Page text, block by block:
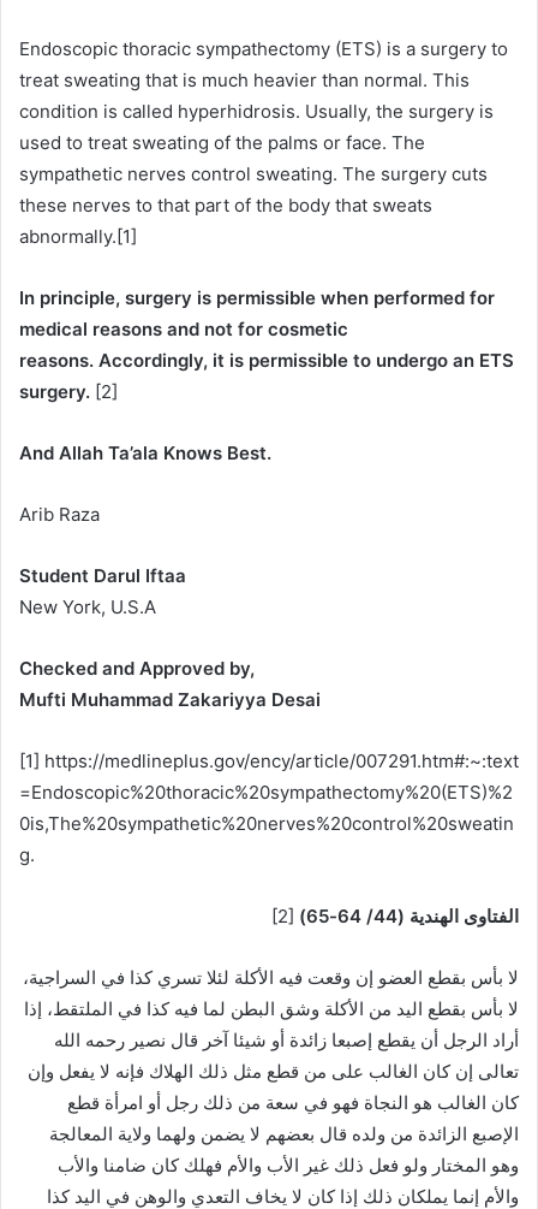
Endoscopic thoracic sympathectomy (ETS) is a surgery to
treat sweating that is much heavier than normal. This
condition is called hyperhidrosis. Usually, the surgery is
used to treat sweating of the palms or face. The
sympathetic nerves control sweating. The surgery cuts
these nerves to that part of the body that sweats
abnormally.[1]
In principle, surgery is permissible when performed for
medical reasons and not for cosmetic
reasons. Accordingly, it is permissible to undergo an ETS
surgery. [2]
And Allah Ta’ala Knows Best.
Arib Raza
Student Darul Iftaa
New York, U.S.A
Checked and Approved by,
Mufti Muhammad Zakariyya Desai
[1] https://medlineplus.gov/ency/article/007291.htm#:~:text
=Endoscopic%20thoracic%20sympathectomy%20(ETS)%2
0is,The%20sympathetic%20nerves%20control%20sweatin
g.
[2] الفتاوى الهندية (44/ 64-65)
لا بأس بقطع العضو إن وقعت فيه الأكلة لئلا تسري كذا في السراجية،
لا بأس بقطع اليد من الأكلة وشق البطن لما فيه كذا في الملتقط، إذا
أراد الرجل أن يقطع إصبعا زائدة أو شيئا آخر قال نصير رحمه الله
تعالى إن كان الغالب على من قطع مثل ذلك الهلاك فإنه لا يفعل وإن
كان الغالب هو النجاة فهو في سعة من ذلك رجل أو امرأة قطع
الإصبع الزائدة من ولده قال بعضهم لا يضمن ولهما ولاية المعالجة
وهو المختار ولو فعل ذلك غير الأب والأم فهلك كان ضامنا والأب
والأم إنما يملكان ذلك إذا كان لا يخاف التعدي والوهن في اليد كذا